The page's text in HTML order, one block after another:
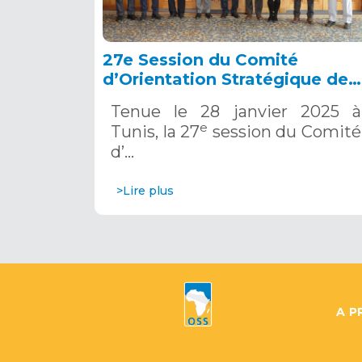
27e Session du Comité
d’Orientation Stratégique de
Tenue le 28 janvier 2025 à
Tunis, la 27e session du Comité
d’…
>Lire plus
A